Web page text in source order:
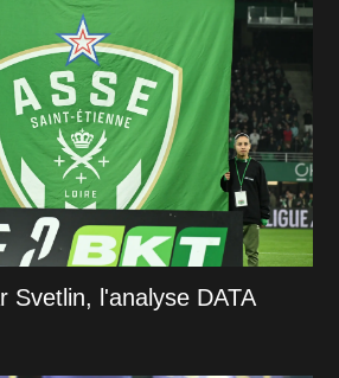
Svetlin, l'analyse DATA